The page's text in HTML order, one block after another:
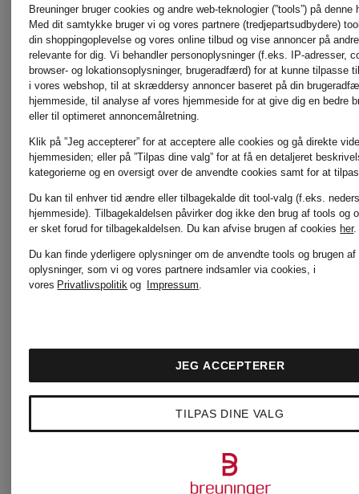
Bukser
FRENDA
1.695 kr
Skinny
jeans
SILEA
med
1.395 kr
Breuninger bruger cookies og andre web-teknologier (”tools”) på denne
Med dit samtykke bruger vi og vores partnere (tredjepartsudbydere)
din shoppingoplevelse og vores online tilbud og vise annoncer på
relevante for dig. Vi behandler personoplysninger (f.eks. IP-adresser,
browser- og lokationsoplysninger, brugeradfærd) for at kunne tilpasse
i vores webshop, til at skræddersy annoncer baseret på din
hjemmeside, til analyse af vores hjemmeside for at give dig en bedre
eller til optimeret annoncemålretning.
Klik på ”Jeg accepterer” for at acceptere alle cookies og gå direkte
hjemmesiden; eller på ”Tilpas dine valg” for at få en detaljeret
kategorierne og en oversigt over de anvendte cookies samt for at
Du kan til enhver tid ændre eller tilbagekalde dit tool-valg (f.eks.
hjemmeside). Tilbagekaldelsen påvirker dog ikke den brug af tools og
er sket forud for tilbagekaldelsen. Du kan afvise brugen af cookies her.
Du kan finde yderligere oplysninger om de anvendte tools og brugen af
oplysninger, som vi og vores partnere indsamler via cookies, i
vores Privatlivspolitik og Impressum.
TILPAS DINE VALG
JEG ACCEPTERER